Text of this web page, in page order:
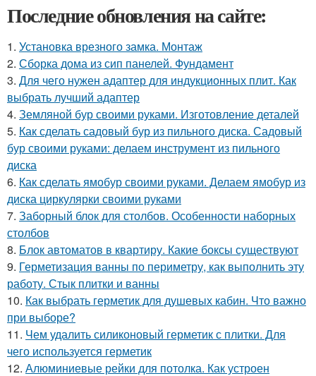
Последние обновления на сайте:
1. Установка врезного замка. Монтаж
2. Сборка дома из сип панелей. Фундамент
3. Для чего нужен адаптер для индукционных плит. Как
выбрать лучший адаптер
4. Земляной бур своими руками. Изготовление деталей
5. Как сделать садовый бур из пильного диска. Садовый
бур своими руками: делаем инструмент из пильного
диска
6. Как сделать ямобур своими руками. Делаем ямобур из
диска циркулярки своими руками
7. Заборный блок для столбов. Особенности наборных
столбов
8. Блок автоматов в квартиру. Какие боксы существуют
9. Герметизация ванны по периметру, как выполнить эту
работу. Стык плитки и ванны
10. Как выбрать герметик для душевых кабин. Что важно
при выборе?
11. Чем удалить силиконовый герметик с плитки. Для
чего используется герметик
12. Алюминиевые рейки для потолка. Как устроен